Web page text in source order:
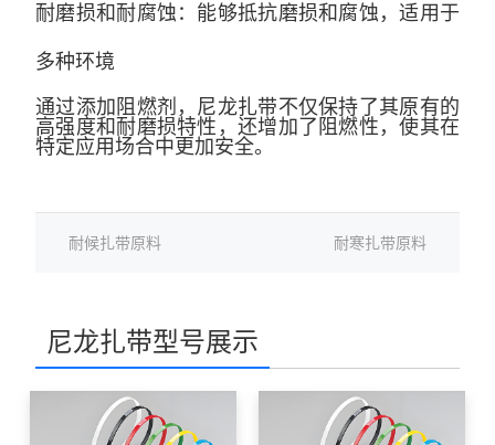
耐磨损和耐腐蚀：能够抵抗磨损和腐蚀，适用于
多种环境
通过添加阻燃剂，尼龙扎带不仅保持了其原有的
高强度和耐磨损特性，还增加了阻燃性，使其在
特定应用场合中更加安全。
耐候扎带原料 耐寒扎带原料
尼龙扎带型号展示